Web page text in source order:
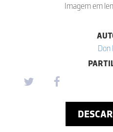
Imagem em
Don